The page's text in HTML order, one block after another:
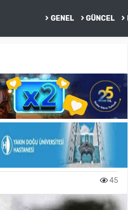
GENEL GÜNCEL
45